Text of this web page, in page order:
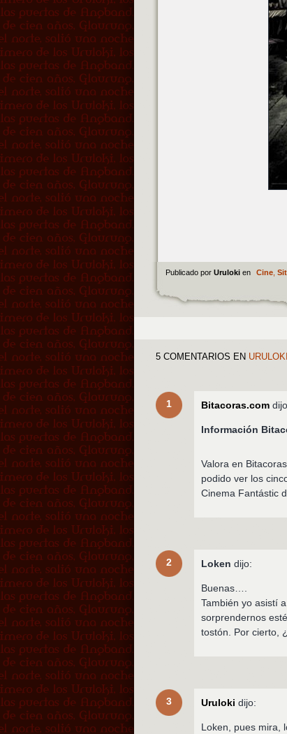
Publicado por Uruloki en Cine,
5 COMENTARIOS EN
1 Bitacoras.com
Información
Valora en
podido ver los
Cinema Fantástic
2 Loken dijo:
Buenas….
También yo asistí
sorprendernos
tostón. Por cierto,
3 Uruloki dijo:
Loken, pues mira,